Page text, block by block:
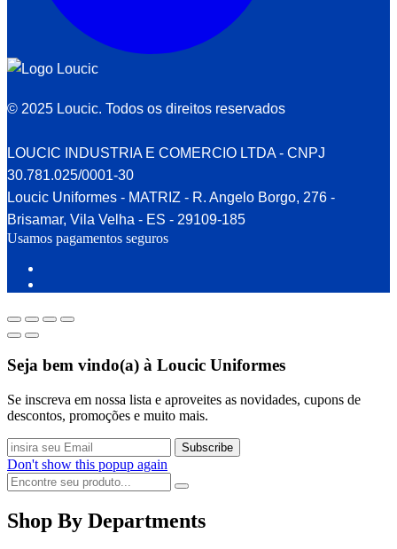
© 2025 Loucic. Todos os direitos reservados
LOUCIC INDUSTRIA E COMERCIO LTDA - CNPJ
30.781.025/0001-30
Loucic Uniformes - MATRIZ - R. Angelo Borgo, 276 -
Brisamar, Vila Velha - ES - 29109-185
Usamos pagamentos seguros
Seja bem vindo(a) à Loucic Uniformes
Se inscreva em nossa lista e aproveites as novidades, cupons de
descontos, promoções e muito mais.
Don't show this popup again
Shop By Departments